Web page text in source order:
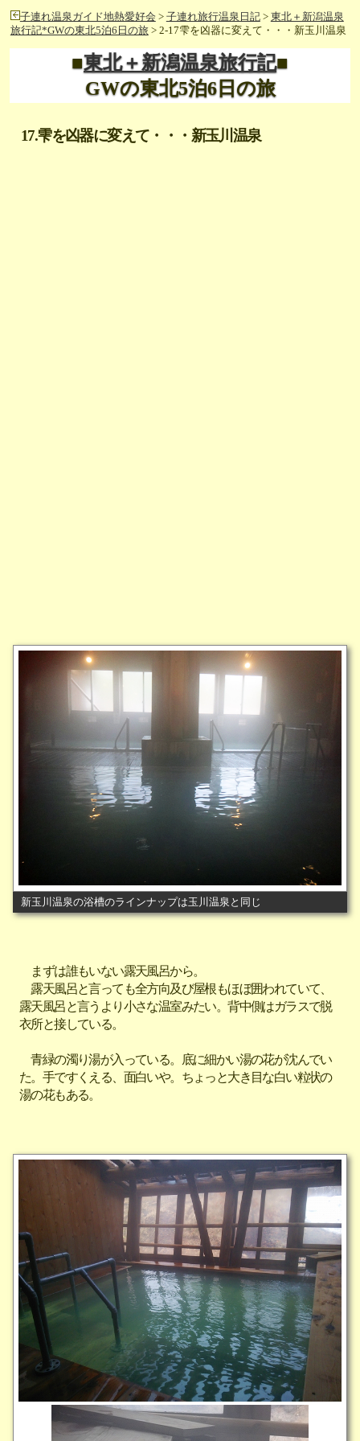
子連れ温泉ガイド地熱愛好会 > 子連れ旅行温泉日記> 東北＋新潟温泉
旅行記*GWの東北5泊6日の旅> 2-17雫を凶器に変えて・・・新玉川温泉
■東北＋新潟温泉旅行記■
GWの東北5泊6日の旅
17.雫を凶器に変えて・・・新玉川温泉
新玉川温泉の浴槽のラインナップは玉川温泉と同じ
まずは誰もいない露天風呂から。
露天風呂と言っても全方向及び屋根もほぼ囲われていて、
露天風呂と言うより小さな温室みたい。背中側はガラスで脱
衣所と接している。
青緑の濁り湯が入っている。底に細かい湯の花が沈んでい
た。手ですくえる、面白いや。ちょっと大き目な白い粒状の
湯の花もある。